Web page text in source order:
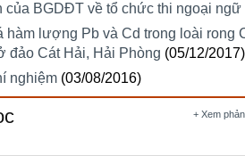
của BGDĐT về tổ chức thi ngoại ngữ
hàm lượng Pb và Cd trong loài rong
đảo Cát Hải, Hải Phòng (05/12/2017)
nghiệm (03/08/2016)
+ Xem